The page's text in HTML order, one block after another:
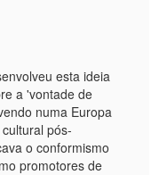
esta ideia
a 'vontade de
numa Europa
pós-
o conformismo
promotores de